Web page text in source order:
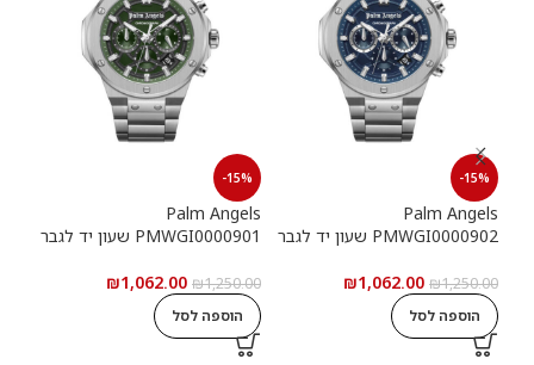
-15%
Palm Angels
PMWGI0000902 שעון יד לגבר
₪1,250.00
₪1,062.00
הוספה לסל
-15%
Palm Angels
PMWGI0000901 שעון יד לגבר
₪1,250.00
₪1,062.00
הוספה לסל